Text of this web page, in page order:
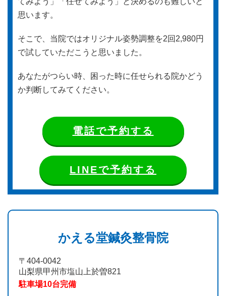
思います。
そこで、当院ではオリジナル姿勢調整を2回2,980円
で試していただこうと思いました。
あなたがつらい時、困った時に任せられる院かどう
か判断してみてください。
電話で予約する
LINEで予約する
かえる堂鍼灸整骨院
〒404-0042
山梨県甲州市塩山上於曽821
駐車場10台完備